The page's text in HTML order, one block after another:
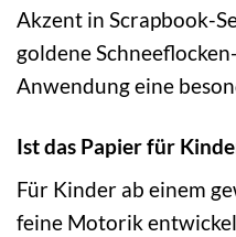
Akzent in Scrapbook-
goldene
Anwendung eine
Ist das Papier für
Für Kinder ab einem
feine Motorik